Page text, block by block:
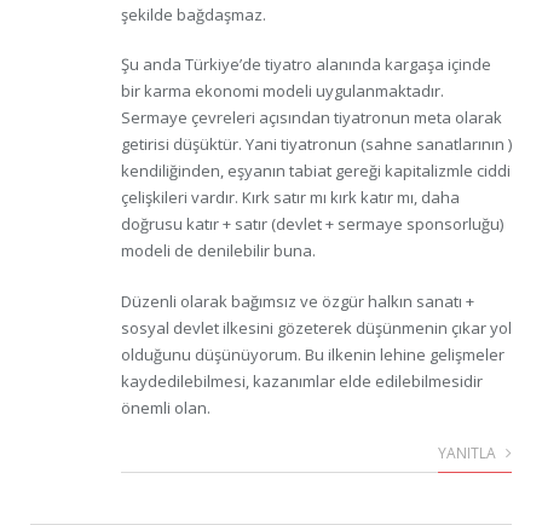
şekilde bağdaşmaz.
Şu anda Türkiye’de tiyatro alanında kargaşa içinde
bir karma ekonomi modeli uygulanmaktadır.
Sermaye çevreleri açısından tiyatronun meta olarak
getirisi düşüktür. Yani tiyatronun (sahne sanatlarının )
kendiliğinden, eşyanın tabiat gereği kapitalizmle ciddi
çelişkileri vardır. Kırk satır mı kırk katır mı, daha
doğrusu katır + satır (devlet + sermaye sponsorluğu)
modeli de denilebilir buna.
Düzenli olarak bağımsız ve özgür halkın sanatı +
sosyal devlet ilkesini gözeterek düşünmenin çıkar yol
olduğunu düşünüyorum. Bu ilkenin lehine gelişmeler
kaydedilebilmesi, kazanımlar elde edilebilmesidir
önemli olan.
YANITLA